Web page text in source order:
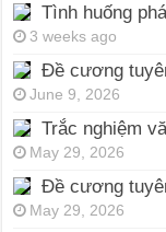
Tình huống
3 weeks ago
Đề cương
June 9, 2026
Trắc nghiệm
May 29, 2026
Đề cương
May 29, 2026